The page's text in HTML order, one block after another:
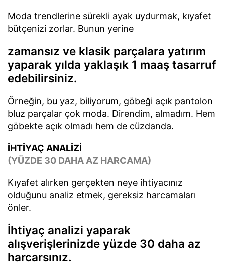
Moda trendlerine sürekli ayak uydurmak, kıyafet
bütçenizi zorlar. Bunun yerine
zamansız ve klasik parçalara yatırım
yaparak yılda yaklaşık 1 maaş tasarruf
edebilirsiniz.
Örneğin, bu yaz, biliyorum, göbeği açık pantolon
bluz parçalar çok moda. Direndim, almadım. Hem
göbekte açık olmadı hem de cüzdanda.
İHTİYAÇ ANALİZİ
(YÜZDE 30 DAHA AZ HARCAMA)
Kıyafet alırken gerçekten neye ihtiyacınız
olduğunu analiz etmek, gereksiz harcamaları
önler.
İhtiyaç analizi yaparak
alışverişlerinizde yüzde 30 daha az
harcarsınız.